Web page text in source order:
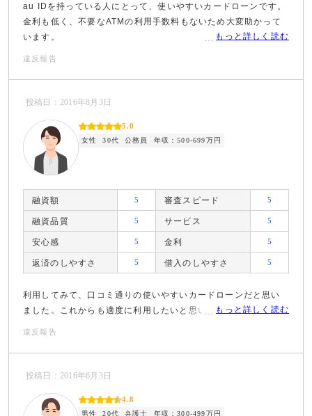
au IDを持っている人にとって、使いやすいカードローンです。
金利も低く、不要なATMの利用手数料もないため大変助かって
います。
もっと詳しく読む
違反報告
投稿日：2016年8月3日
5.0
女性 30代 公務員 年収：500-699万円
融資額 5 審査スピード 5
融資品質 5 サービス 5
安心感 5 金利 5
返済のしやすさ 5 借入のしやすさ 5
利用してみて、口コミ通りの使いやすいカードローンだと思い
ました。これからも適度に利用したいと思います。もっと詳しく読む
違反報告
投稿日：2016年6月3日
4.8
男性 20代 弁護士 年収：300-499万円